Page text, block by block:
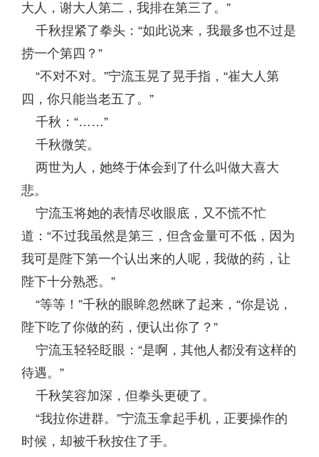
大人，谢大人第二，我排在第三了。”
千秋捏紧了拳头：“如此说来，我最多也不过是
捞一个第四？”
“不对不对。”宁流玉晃了晃手指，“崔大人第
四，你只能当老五了。”
千秋：“……”
千秋微笑。
两世为人，她终于体会到了什么叫做大喜大
悲。
宁流玉将她的表情尽收眼底，又不慌不忙
道：“不过我虽然是第三，但含金量可不低，因为
我可是陛下第一个认出来的人呢，我做的药，让
陛下十分熟悉。”
“等等！”千秋的眼眸忽然眯了起来，“你是说，
陛下吃了你做的药，便认出你了？”
宁流玉轻轻眨眼：“是啊，其他人都没有这样的
待遇。”
千秋笑容加深，但拳头更硬了。
“我拉你进群。”宁流玉拿起手机，正要操作的
时候，却被千秋按住了手。